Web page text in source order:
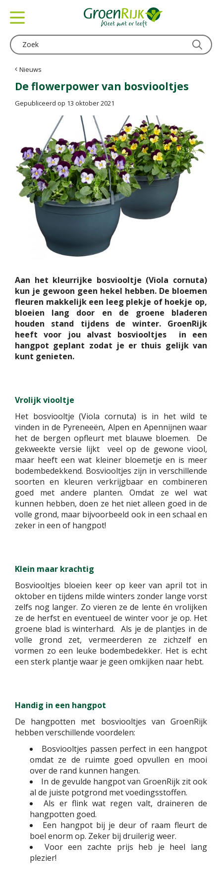
Nieuws
De flowerpower van bosviooltjes
Gepubliceerd op 13 oktober 2021
Aan het kleurrijke bosviooltje (Viola cornuta)
kun je gewoon geen hekel hebben. De bloemen
fleuren makkelijk een leeg plekje of hoekje op,
bloeien lang door en de groene bladeren
houden stand tijdens de winter. GroenRijk
heeft voor jou alvast bosviooltjes in een
hangpot geplant zodat je er thuis gelijk van
kunt genieten.
Vrolijk viooltje
Het bosviooltje (Viola cornuta) is in het wild te
vinden in de Pyreneeën, Alpen en Apennijnen waar
het de bergen opfleurt met blauwe bloemen. De
gekweekte versie lijkt veel op de gewone viool,
maar heeft een wat kleiner bloemetje en is meer
bodembedekkend. Bosviooltjes zijn in verschillende
soorten en kleuren verkrijgbaar en combineren
goed met andere planten. Omdat ze wel wat
kunnen hebben, doen ze het niet alleen goed in de
volle grond, maar bijvoorbeeld ook in een schaal en
zeker in een of hangpot!
Klein maar krachtig
Bosviooltjes bloeien keer op keer van april tot in
oktober en tijdens milde winters zonder lange vorst
zelfs nog langer. Zo vieren ze de lente én vrolijken
ze de herfst en eventueel de winter voor je op. Het
groene blad is winterhard. Als je de plantjes in de
volle grond zet, vermeerderen ze zichzelf en
vormen zo een leuke bodembedekker. Het is echt
een sterk plantje waar je geen omkijken naar hebt.
Handig in een hangpot
De hangpotten met bosviooltjes van GroenRijk
hebben verschillende voordelen:
Bosviooltjes passen perfect in een hangpot
omdat ze de ruimte goed opvullen en mooi
over de rand kunnen hangen.
In de gevulde hangpot van GroenRijk zit ook
al de juiste potgrond met voedingsstoffen.
Als er flink wat regen valt, draineren de
hangpotten goed.
Een hangpot bij je deur of raam fleurt de
boel enorm op. Zeker bij druilerig weer.
Voor een zachte prijs heb je heel lang
plezier!